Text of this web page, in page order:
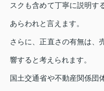
スクも含めて丁寧に説明す
あらわれと言えます。
さらに、正直さの有無は、
響すると考えられます。
国土交通省や不動産関係団